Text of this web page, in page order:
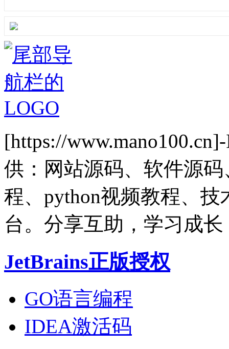
[https://
供：网站源码、软件源
程、python视频教程、
台。分享互助，学习成长
JetBrains正版授权
GO语言编程
IDEA激活码